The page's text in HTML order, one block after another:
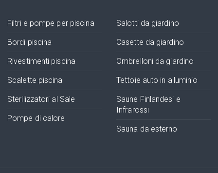
Filtri e pompe per piscina
Bordi piscina
Rivestimenti piscina
Scalette piscina
Sterilizzatori al Sale
Pompe di calore
Salotti da giardino
Casette da giardino
Ombrelloni da giardino
Tettoie auto in alluminio
Saune Finlandesi e
Infrarossi
Sauna da esterno